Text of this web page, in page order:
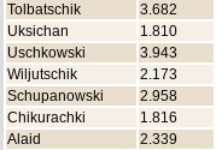
Tolbatschik
3.682
Uksichan
1.810
Uschkowski
3.943
Wiljutschik
2.173
Schupanowski
2.958
Chikurachki
1.816
Alaid
2.339